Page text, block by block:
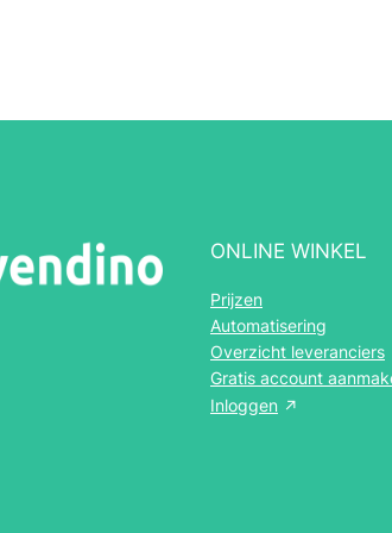
ONLINE WINKEL
Prijzen
Automatisering
Overzicht leveranciers
Gratis account
Inloggen